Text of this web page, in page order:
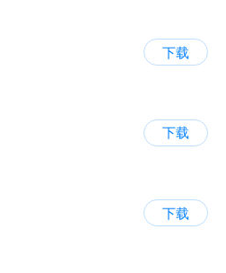
下载
下载
下载